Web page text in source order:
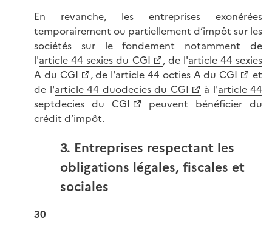
En revanche, les entreprises exonérées
temporairement ou partiellement d’impôt sur les
sociétés sur le fondement notamment de
l'article 44 sexies du CGI , de l'article 44 sexies
A du CGI
, de l'article 44 octies A du CGI
et
de l'article 44 duodecies du CGI à l'article 44
septdecies du CGI
peuvent bénéficier du
crédit d’impôt.
3. Entreprises respectant les
obligations légales, fiscales et
sociales
30